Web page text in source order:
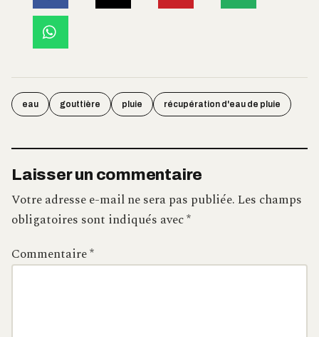
eau gouttière pluie récupération d'eau de pluie
Laisser un commentaire
Votre adresse e-mail ne sera pas publiée.Les champs
obligatoires sont indiqués avec*
Commentaire*